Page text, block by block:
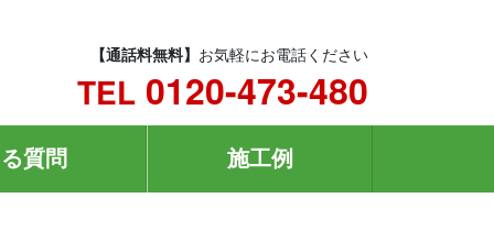
【通話料無料】 お気軽にお電話ください
TEL 0120-473-480
質問 施工例